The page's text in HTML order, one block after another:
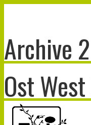
Archive
Ost